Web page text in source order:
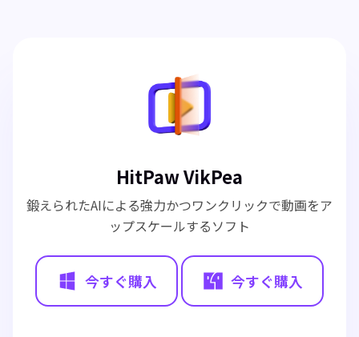
HitPaw VikPea
鍛えられたAIによる強力かつワンクリックで動画をア
ップスケールするソフト
今すぐ購入 今すぐ購入